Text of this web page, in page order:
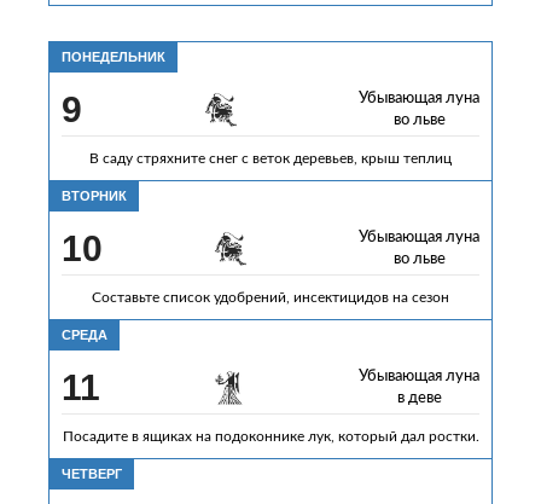
ПОНЕДЕЛЬНИК
9
Убывающая луна
во льве
В саду стряхните снег с веток деревьев, крыш теплиц
ВТОРНИК
10
Убывающая луна
во льве
Составьте список удобрений, инсектицидов на сезон
СРЕДА
11
Убывающая луна
в деве
Посадите в ящиках на подоконнике лук, который дал ростки.
ЧЕТВЕРГ